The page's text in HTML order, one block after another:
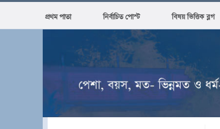
প্রথম পাতা নির্বাচিত পোস্ট বিষয় ভিত্তিক ব্লগ